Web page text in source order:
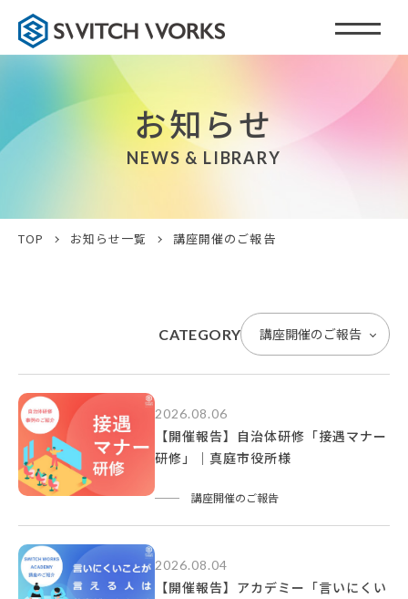
お知らせ
NEWS & LIBRARY
TOP お知らせ一覧 講座開催のご報告
CATEGORY
2026.08.06
【開催報告】自治体研修「接遇マナー
研修」｜真庭市役所様
講座開催のご報告
2026.08.04
【開催報告】アカデミー「言いにくい